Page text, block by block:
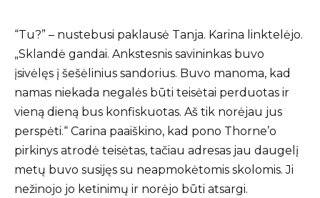
“Tu?” – nustebusi paklausė Tanja. Karina linktelėjo.
„Sklandė gandai. Ankstesnis savininkas buvo
įsivėlęs į šešėlinius sandorius. Buvo manoma, kad
namas niekada negalės būti teisėtai perduotas ir
vieną dieną bus konfiskuotas. Aš tik norėjau jus
perspėti.“ Carina paaiškino, kad pono Thorne’o
pirkinys atrodė teisėtas, tačiau adresas jau daugelį
metų buvo susijęs su neapmokėtomis skolomis. Ji
nežinojo jo ketinimų ir norėjo būti atsargi.